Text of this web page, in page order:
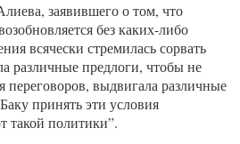
заявившего о том, что
без каких-либо
всячески стремилась сорвать
различные предлоги, чтобы не
переговоров, выдвигала различные
принять эти условия
такой политики”.